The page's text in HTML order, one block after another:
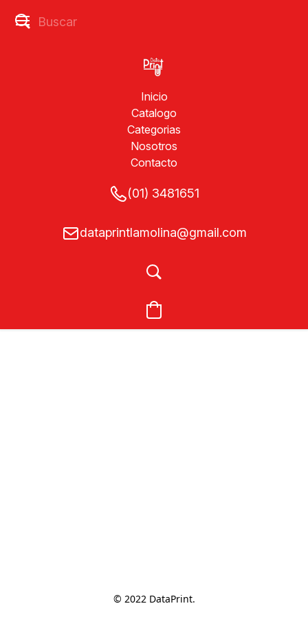
Inicio
Catalogo
Categorias
Nosotros
Contacto
(01) 3481651
dataprintlamolina@gmail.com
© 2022 DataPrint.